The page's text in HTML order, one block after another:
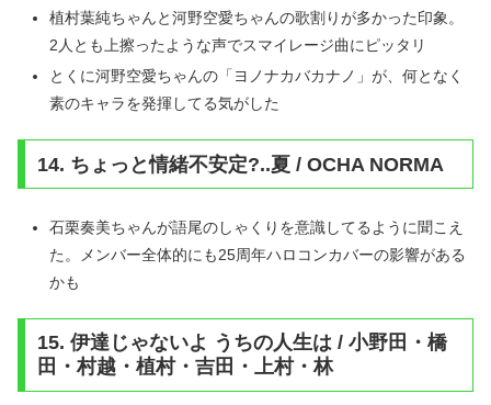
植村葉純ちゃんと河野空愛ちゃんの歌割りが多かった印象。
2人とも上擦ったような声でスマイレージ曲にピッタリ
とくに河野空愛ちゃんの「ヨノナカバカナノ」が、何となく
素のキャラを発揮してる気がした
14. ちょっと情緒不安定?..夏 / OCHA NORMA
石栗奏美ちゃんが語尾のしゃくりを意識してるように聞こえ
た。メンバー全体的にも25周年ハロコンカバーの影響がある
かも
15. 伊達じゃないよ うちの人生は / 小野田・橋
田・村越・植村・吉田・上村・林